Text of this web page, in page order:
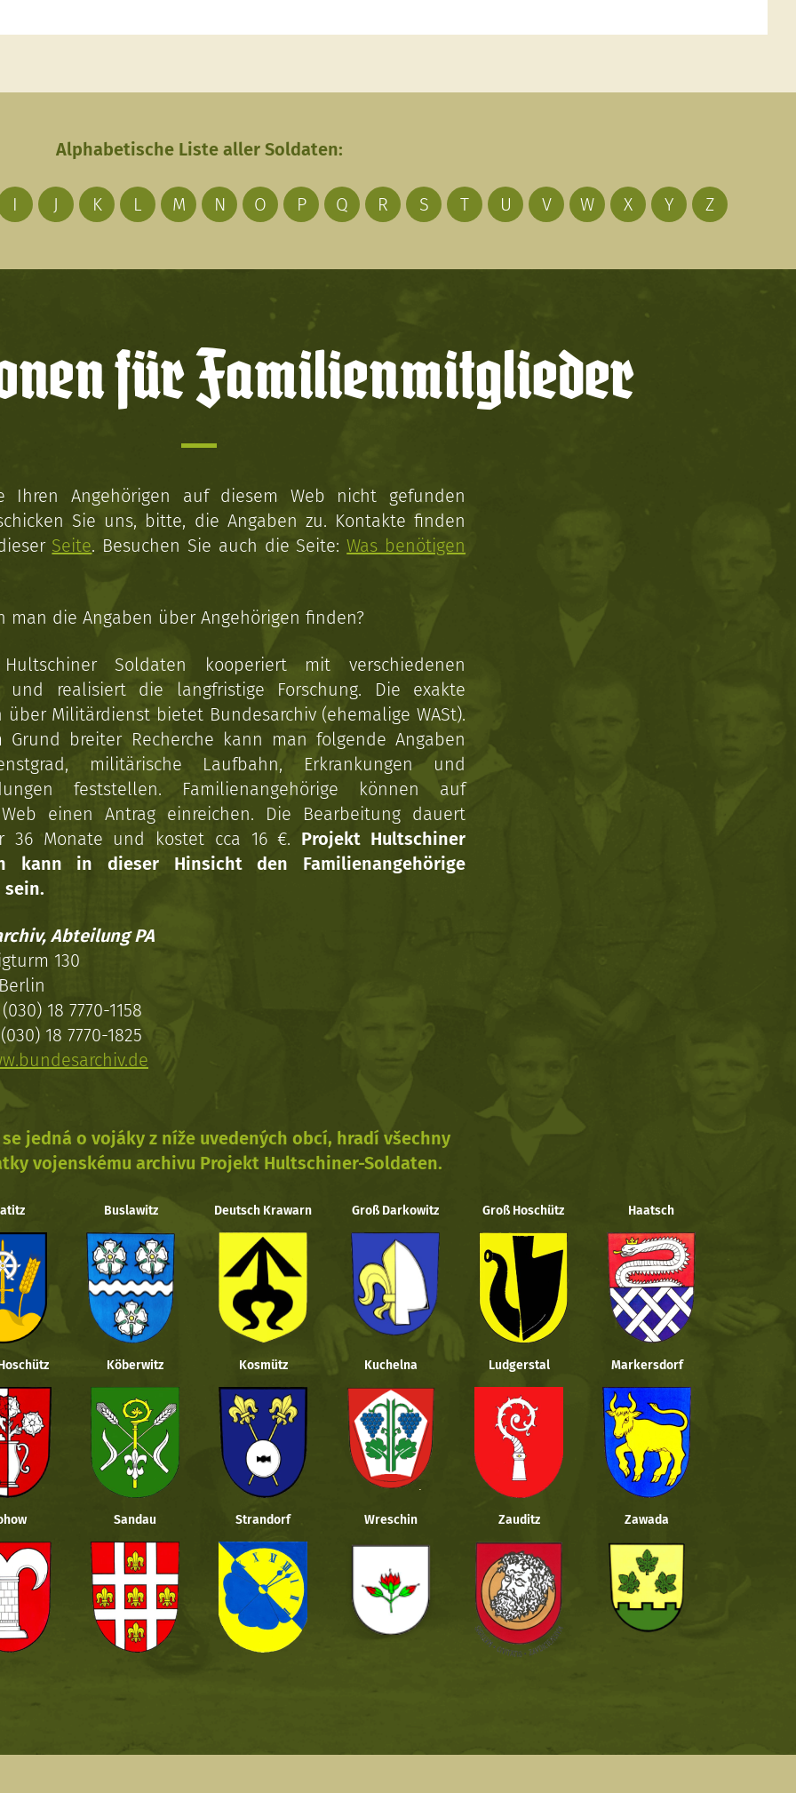
Alphabetische Liste aller Soldaten:
I J K L M N O P Q R S T U V W X Y Z
für Familienmitglieder
Ihren Angehörigen auf diesem Web nicht gefunden
Sie uns, bitte, die Angaben zu. Kontakte finden
Seite. Besuchen Sie auch die Seite:Was benötigen
man die Angaben über Angehörigen finden?
Soldaten kooperiert mit verschiedenen
und realisiert die langfristige Forschung. Die exakte
über Militärdienst bietet Bundesarchiv (ehemalige WASt).
Grund breiter Recherche kann man folgende Angaben
militärische Laufbahn, Erkrankungen und
feststellen. Familienangehörige können auf
einen Antrag einreichen. Die Bearbeitung dauert
36 Monate und kostet cca 16 €. Projekt Hultschiner
kann in dieser Hinsicht den Familienangehörige
Abteilung PA
130
18 7770-1158
18 7770-1825
jedná o vojáky z níže uvedených obcí, hradí všechny
vojenskému archivu Projekt Hultschiner-Soldaten.
Buslawitz Deutsch Krawarn Groß Darkowitz Groß Hoschütz Haatsch
Köberwitz Kosmütz Kuchelna Ludgerstal Markersdorf
Sandau Strandorf Wreschin Zauditz Zawada